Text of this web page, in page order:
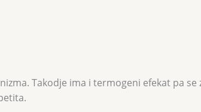
Takodje ima i termogeni efekat pa se